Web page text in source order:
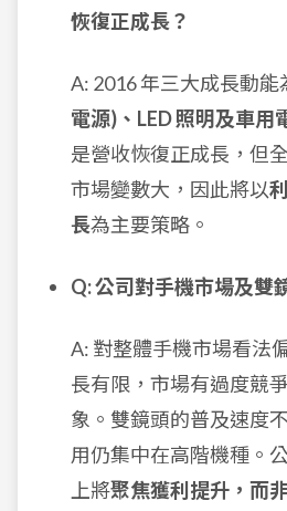
恢復正成長？
A: 2016 年三大成長動能
電源)、LED 照明及車用
是營收恢復正成長，但
市場變數大，因此將以
長為主要策略。
Q: 公司對手機市場及雙
A: 對整體手機市場看法
長有限，市場有過度競
象。雙鏡頭的普及速度
用仍集中在高階機種。
上將聚焦獲利提升，而